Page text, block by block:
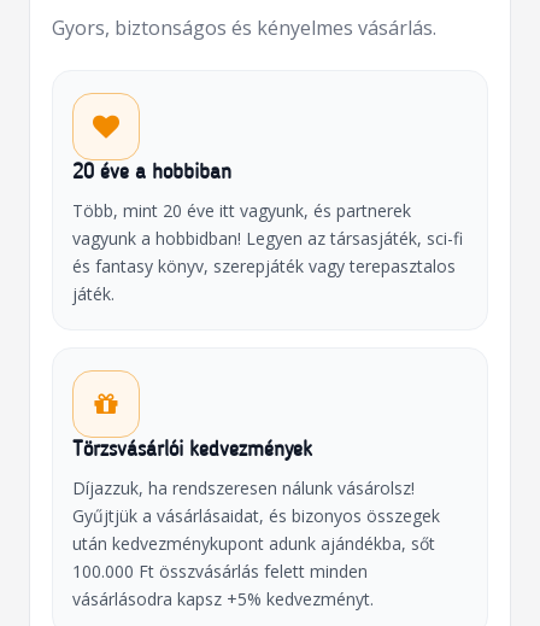
Gyors, biztonságos és kényelmes vásárlás.
20 éve a hobbiban
Több, mint 20 éve itt vagyunk, és partnerek
vagyunk a hobbidban! Legyen az társasjáték, sci-fi
és fantasy könyv, szerepjáték vagy terepasztalos
játék.
Törzsvásárlói kedvezmények
Díjazzuk, ha rendszeresen nálunk vásárolsz!
Gyűjtjük a vásárlásaidat, és bizonyos összegek
után kedvezménykupont adunk ajándékba, sőt
100.000 Ft összvásárlás felett minden
vásárlásodra kapsz +5% kedvezményt.